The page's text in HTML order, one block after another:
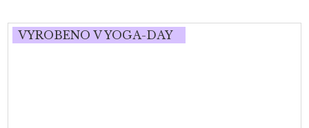
VYROBENO V YOGA-DAY